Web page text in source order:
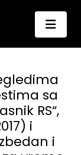
sa
RS“,
i
i